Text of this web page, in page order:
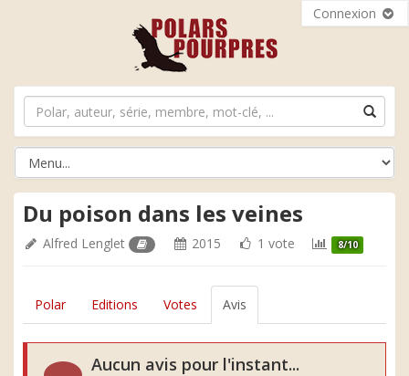
Connexion
Du poison dans les veines
Alfred Lenglet 2015 1 vote 8/10
Polar Editions Votes Avis
Aucun avis pour l'instant...